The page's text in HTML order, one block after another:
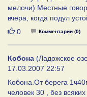
мелочи) Местные
вчера, когда подул
Нравится
0 Комментарии (0)
Кобона (Ладожское
17.03.2007 22:57
Кобона.От берега
человек 30 , без